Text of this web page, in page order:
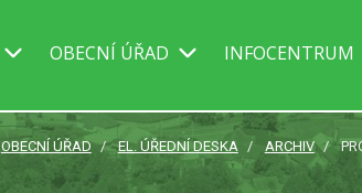
OBECNÍ ÚŘAD INFOCENTRUM
OBECNÍ ÚŘAD EL. ÚŘEDNÍ DESKA ARCHIV